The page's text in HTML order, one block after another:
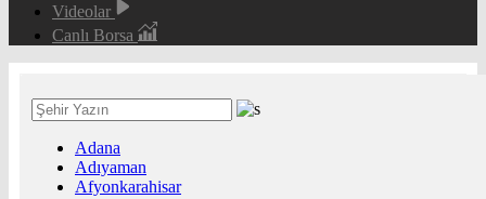
Videolar
Canlı Borsa
Adana
Adıyaman
Afyonkarahisar